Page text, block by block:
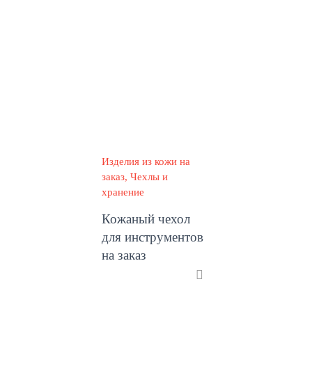
Изделия из кожи на
заказ Чехлы и
хранение
Кожаный чехол
для инструментов
на заказ